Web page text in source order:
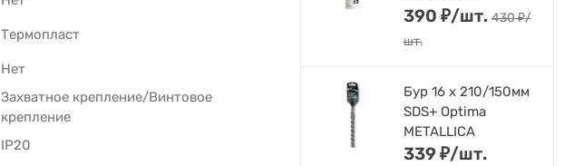
Термопласт
Нет
Захватное крепление/Винтовое
крепление
IP20
390 ₽/шт. 430₽/
шт.
Бур 16 х 210/150мм
SDS+ Optima
METALLICA
339₽/шт.